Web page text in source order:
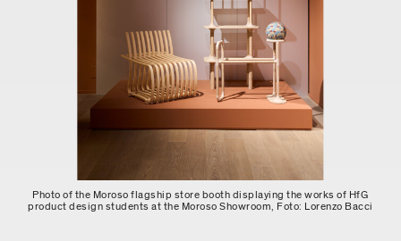
Photo of the Moroso flagship store booth displaying the works of HfG
product design students at the Moroso Showroom, Foto: Lorenzo Bacci